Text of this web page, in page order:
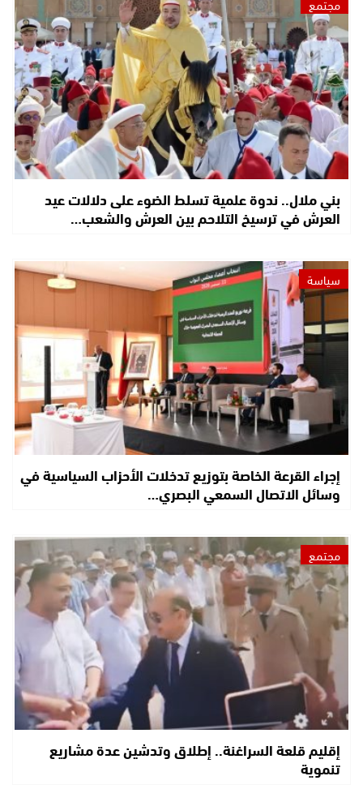
بني ملال.. ندوة علمية تسلط الضوء على دلالات عيد
العرش في ترسيخ التلاحم بين العرش والشعب…
سياسة
إجراء القرعة الخاصة بتوزيع تدخلات الأحزاب السياسية في
وسائل الاتصال السمعي البصري…
مجتمع
إقليم قلعة السراغنة.. إطلاق وتدشين عدة مشاريع
تنموية